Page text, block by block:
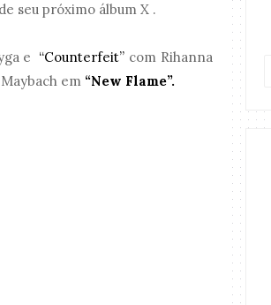
seu próximo álbum X .
e “Counterfeit” com Rihanna
em “New Flame”.